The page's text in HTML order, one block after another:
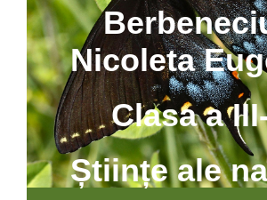
Nicoleta
Clasa a
Științe ale